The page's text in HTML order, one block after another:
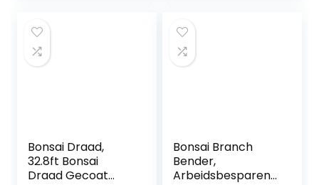
Bonsai Draad,
32.8ft Bonsai
Draad Gecoat
Bonsai Branch
Bender,
Arbeidsbesparend